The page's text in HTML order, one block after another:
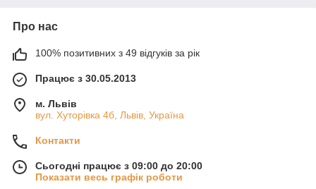
Про нас
100% позитивних з 49 відгуків за рік
Працює з 30.05.2013
м. Львів
вул. Хуторівка 4б, Львів, Україна
Контакти
Сьогодні працює з 09:00 до 20:00
Показати весь графік роботи